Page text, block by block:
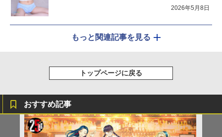
2026年5月8日
もっと関連記事を見る
トップページに戻る
おすすめ記事